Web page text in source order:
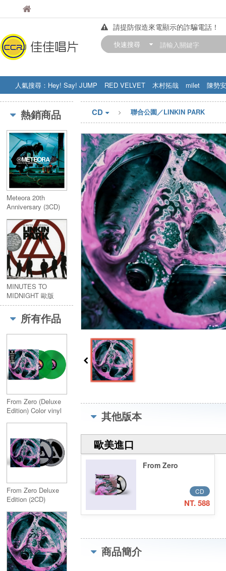
佳佳唱片
請提防假造來電顯示的詐騙電話！
【中華門市營業時間調整公告】
快速搜尋
人氣搜尋： Hey! Say! JUMP RED VELVET 木村拓哉 milet
陳勢安
STRAY KIDS
盧廣仲 周杰伦
熱銷商品
Meteora 20th
Anniversary (3CD)
MINUTES TO
MIDNIGHT 歐版
所有作品
From Zero (Deluxe
Edition) Color vinyl
From Zero Deluxe
Edition (2CD)
CD 聯合公園／LINKIN PARK
其他版本
歐美進口
From Zero
CD
NT. 588
商品簡介